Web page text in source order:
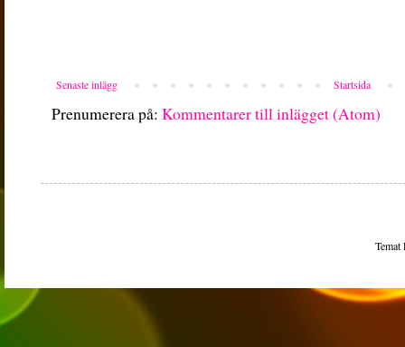
Senaste inlägg Startsida
Prenumerera på: Kommentarer till inlägget (Atom)